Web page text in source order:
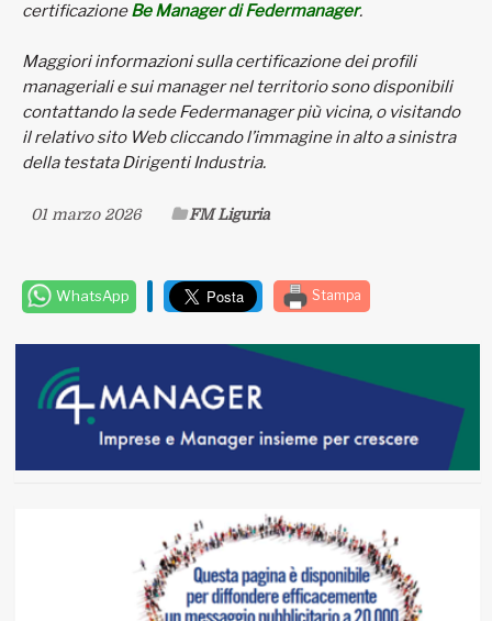
certificazioneBe Manager di Federmanager.
Maggiori informazioni sulla certificazione dei profili
manageriali e sui manager nel territorio sono disponibili
contattando la sede Federmanager più vicina, o visitando
il relativo sito Web cliccando l’immagine in alto a sinistra
della testata Dirigenti Industria.
01 marzo 2026 FM Liguria
WhatsApp Stampa